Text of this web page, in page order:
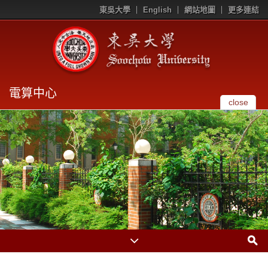
東吳大學 English 網站地圖 更多連結
電算中心
close